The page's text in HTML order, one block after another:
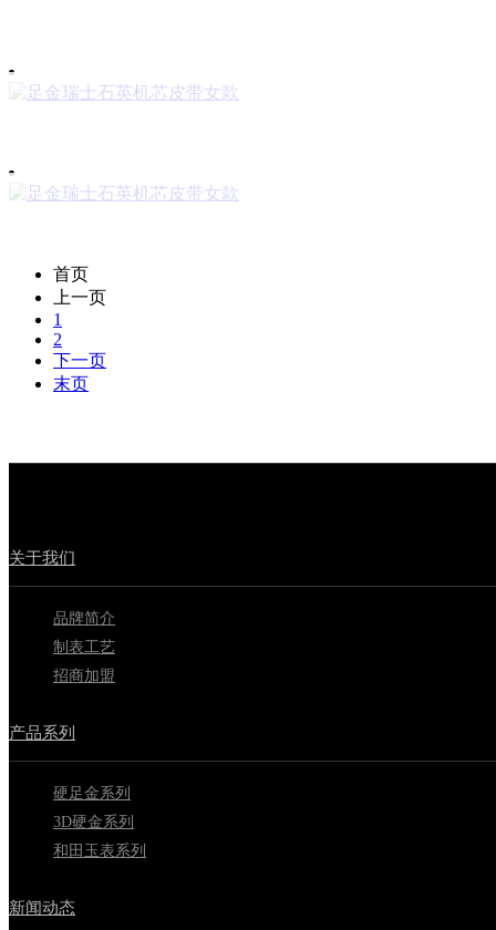
首页
上一页
1
2
下一页
末页
关于我们
品牌简介
制表工艺
招商加盟
产品系列
硬足金系列
3D硬金系列
和田玉表系列
新闻动态